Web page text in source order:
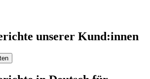
unserer Kund:innen